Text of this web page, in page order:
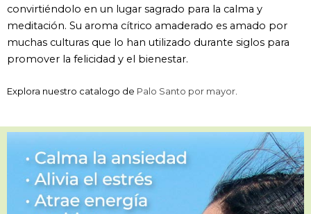
convirtiéndolo en un lugar sagrado para la calma y
meditación. Su aroma cítrico amaderado es amado por
muchas culturas que lo han utilizado durante siglos para
promover la felicidad y el bienestar.
Explora nuestro catalogo de Palo Santo por mayor.